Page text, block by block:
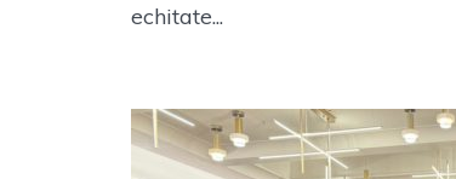
echitate...